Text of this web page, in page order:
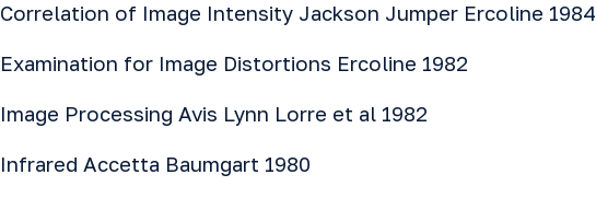
Correlation of Image Intensity Jackson Jumper Ercoline 1984
Examination for Image Distortions Ercoline 1982
Image Processing Avis Lynn Lorre et al 1982
Infrared Accetta Baumgart 1980